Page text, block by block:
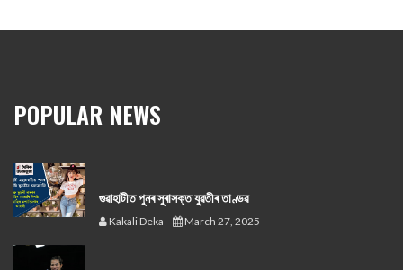
POPULAR NEWS
গুৱাহাটীত পুনৰ সুৰাসক্ত যুৱতীৰ তাণ্ডৱ
Kakali Deka March 27, 2025